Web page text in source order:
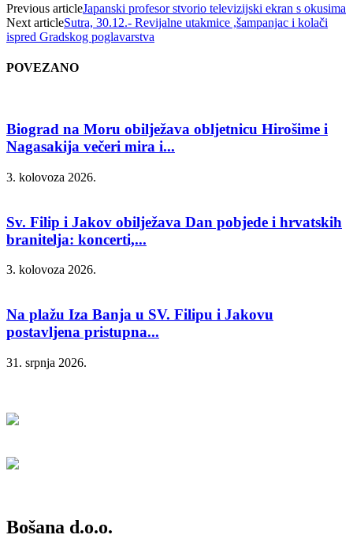
Previous articleJapanski profesor stvorio televizijski ekran s okusima
Next articleSutra, 30.12.- Revijalne utakmice ,šampanjac i kolači
ispred Gradskog poglavarstva
POVEZANO
Biograd na Moru obilježava obljetnicu Hirošime i
Nagasakija večeri mira i...
3. kolovoza 2026.
Sv. Filip i Jakov obilježava Dan pobjede i hrvatskih
branitelja: koncerti,...
3. kolovoza 2026.
Na plažu Iza Banja u SV. Filipu i Jakovu
postavljena pristupna...
31. srpnja 2026.
Bošana d.o.o.